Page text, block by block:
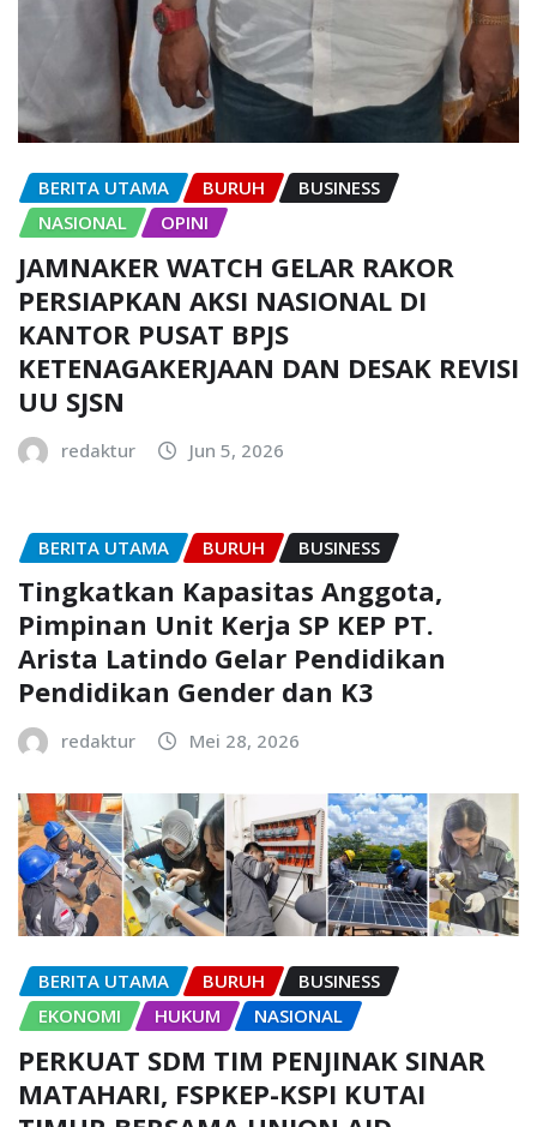
BERITA UTAMA BURUH
BUSINESS
NASIONAL
OPINI
JAMNAKER WATCH GELAR RAKOR
PERSIAPKAN AKSI NASIONAL DI
KANTOR PUSAT BPJS
KETENAGAKERJAAN DAN DESAK REVISI
UU SJSN
redaktur Jun 5, 2026
BERITA UTAMA BURUH BUSINESS
Tingkatkan Kapasitas Anggota,
Pimpinan Unit Kerja SP KEP PT.
Arista Latindo Gelar Pendidikan
Pendidikan Gender dan K3
redaktur Mei 28, 2026
BERITA UTAMA BURUH
BUSINESS
EKONOMI
HUKUM NASIONAL
PERKUAT SDM TIM PENJINAK SINAR
MATAHARI, FSPKEP-KSPI KUTAI